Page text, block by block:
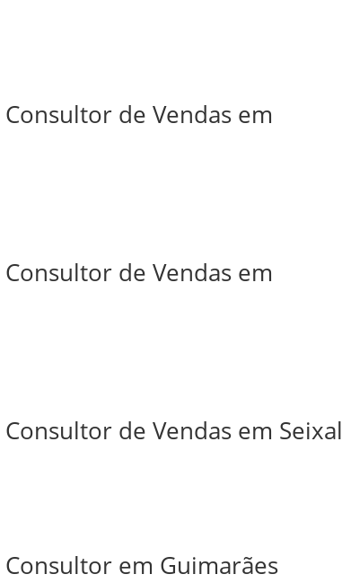
de Vendas em
de Vendas em
de Vendas em Seixal
em Guimarães